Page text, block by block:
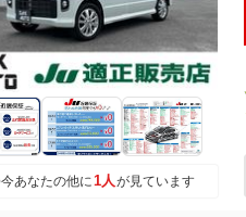
今あなたの他に1人が見ています